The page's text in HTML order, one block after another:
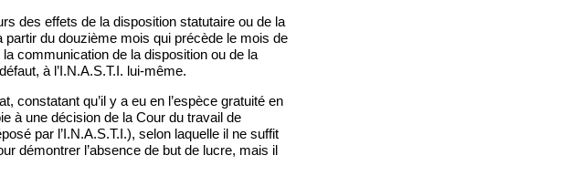
des effets de la disposition statutaire ou de la
du douzième mois qui précède le mois de
communication de la disposition ou de la
à l’I.N.A.S.T.I. lui-même.
constatant qu’il y a eu en l’espèce gratuité en
à une décision de la Cour du travail de
par l’I.N.A.S.T.I.), selon laquelle il ne suffit
démontrer l’absence de but de lucre, mais il